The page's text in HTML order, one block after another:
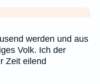
werden und aus
Volk. Ich der
Zeit eilend